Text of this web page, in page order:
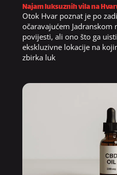
Najam luksuznih vila na
Otok Hvar poznat je po
očaravajućem
povijesti, ali ono što ga
ekskluzivne lokacije na
zbirka luk